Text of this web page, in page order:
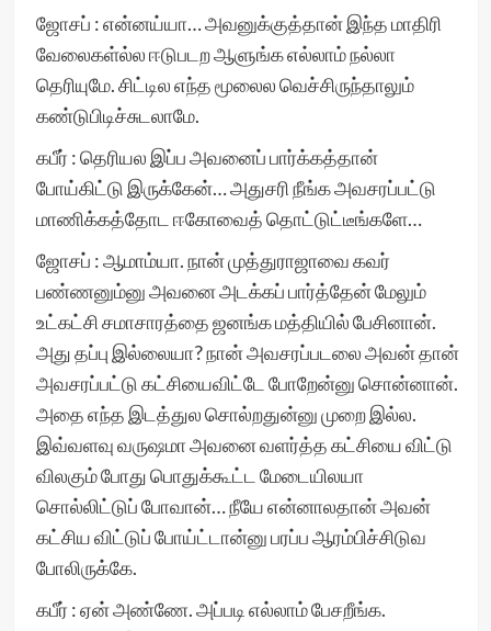
ஜோசப் : என்னய்யா… அவனுக்குத்தான் இந்த மாதிரி
வேலைகள்ல்ல ஈடுபடற ஆளுங்க எல்லாம் நல்லா
தெரியுமே. சிட்டில எந்த மூலைல வெச்சிருந்தாலும்
கண்டுபிடிச்சுடலாமே.
கபீர் : தெரியல இப்ப அவனைப் பார்க்கத்தான்
போய்கிட்டு இருக்கேன்… அதுசரி நீங்க அவசரப்பட்டு
மாணிக்கத்தோட ஈகோவைத் தொட்டுட்டீங்களே…
ஜோசப் : ஆமாம்யா. நான் முத்துராஜாவை கவர்
பண்ணனும்னு அவனை அடக்கப் பார்த்தேன் மேலும்
உட்கட்சி சமாசாரத்தை ஜனங்க மத்தியில் பேசினான்.
அது தப்பு இல்லையா? நான் அவசரப்படலை அவன் தான்
அவசரப்பட்டு கட்சியைவிட்டே போறேன்னு சொன்னான்.
அதை எந்த இடத்துல சொல்றதுன்னு முறை இல்ல.
இவ்வளவு வருஷமா அவனை வளர்த்த கட்சியை விட்டு
விலகும் போது பொதுக்கூட்ட மேடையிலயா
சொல்லிட்டுப் போவான்… நீயே என்னாலதான் அவன்
கட்சிய விட்டுப் போய்ட்டான்னு பரப்ப ஆரம்பிச்சிடுவ
போலிருக்கே.
கபீர் : ஏன் அண்ணே. அப்படி எல்லாம் பேசறீங்க.